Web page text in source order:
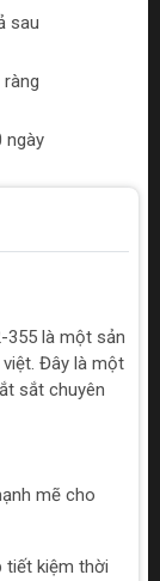
sau
ngày
355 là một sản
Đây là một
sắt chuyên
mẽ cho
tiết kiệm thời